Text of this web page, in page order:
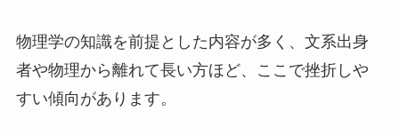
物理学の知識を前提とした内容が多く、文系出身
者や物理から離れて長い方ほど、ここで挫折しや
すい傾向があります。